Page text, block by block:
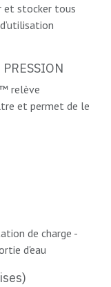
et stocker tous
relève
et permet de le
de charge -
d'eau